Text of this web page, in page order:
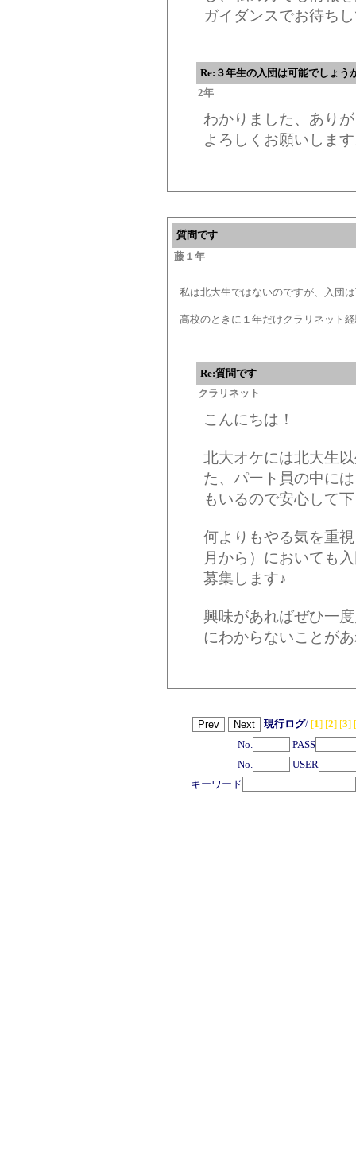
ガイダンスでお待ち
Re:３年生の入団は可能でしょう
2年
わかりました、あり
よろしくお願いしま
質問です
藤１年
私は北大生ではないのですが、入団
高校のときに１年だけクラリネット
Re:質問です
クラリネット
こんにちは！
北大オケには北大生
た、パート員の中に
もいるので安心して
何よりもやる気を重
月から）においても
募集します♪
興味があればぜひ一
にわからないことが
現行ログ/ [1] [2] [3] [
No.
PASS
No.
USER
キーワード